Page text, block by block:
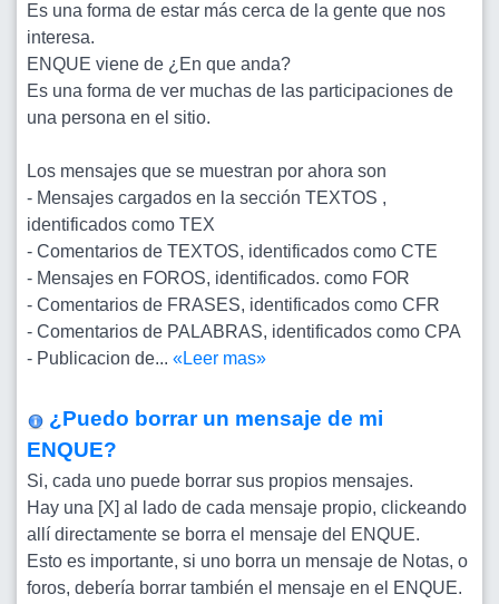
Es una forma de estar más cerca de la gente que nos
interesa.
ENQUE viene de ¿En que anda?
Es una forma de ver muchas de las participaciones de
una persona en el sitio.
Los mensajes que se muestran por ahora son
- Mensajes cargados en la sección TEXTOS ,
identificados como TEX
- Comentarios de TEXTOS, identificados como CTE
- Mensajes en FOROS, identificados. como FOR
- Comentarios de FRASES, identificados como CFR
- Comentarios de PALABRAS, identificados como CPA
- Publicacion de... «Leer mas»
¿Puedo borrar un mensaje de mi
ENQUE?
Si, cada uno puede borrar sus propios mensajes.
Hay una [X] al lado de cada mensaje propio, clickeando
allí directamente se borra el mensaje del ENQUE.
Esto es importante, si uno borra un mensaje de Notas, o
foros, debería borrar también el mensaje en el ENQUE.